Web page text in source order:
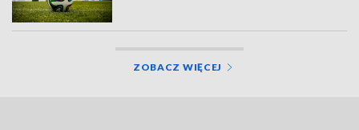
ZOBACZ WIĘCEJ